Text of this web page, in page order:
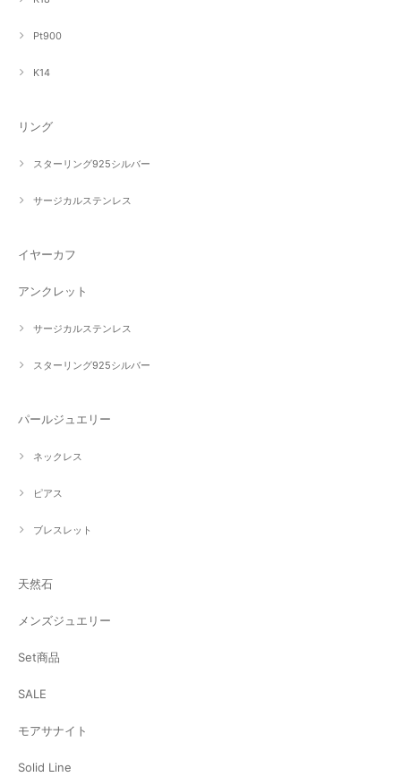
Pt900
K14
リング
スターリング925シルバー
サージカルステンレス
イヤーカフ
アンクレット
サージカルステンレス
スターリング925シルバー
パールジュエリー
ネックレス
ピアス
ブレスレット
天然石
メンズジュエリー
Set商品
SALE
モアサナイト
Solid Line